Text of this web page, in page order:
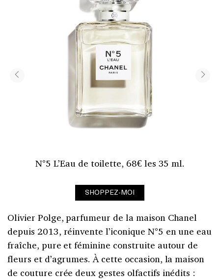
N°5 L’Eau de toilette, 68€ les 35 ml.
SHOPPEZ-MOI
Olivier Polge, parfumeur de la maison Chanel
depuis 2013, réinvente l’iconique N°5 en une eau
fraîche, pure et féminine construite autour de
fleurs et d’agrumes. À cette occasion, la maison
de couture crée deux gestes olfactifs inédits :